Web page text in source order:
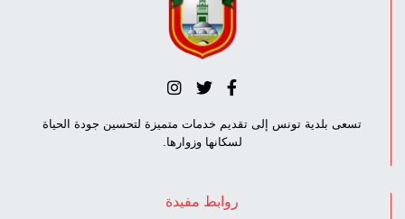
تسعى بلدية تونس إلى تقديم خدمات متميزة لتحسين جودة الحياة
لسكانها وزوارها.
روابط مفيدة